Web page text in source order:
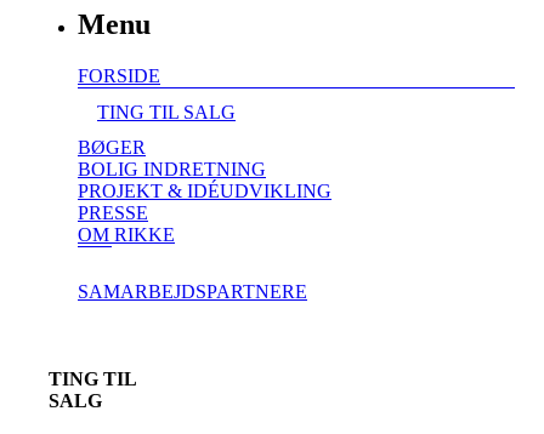
Menu
FORSIDE
TING TIL SALG
BØGER
BOLIG INDRETNING
PROJEKT & IDÉUDVIKLING
PRESSE
OM RIKKE
SAMARBEJDSPARTNERE
TING TIL
SALG